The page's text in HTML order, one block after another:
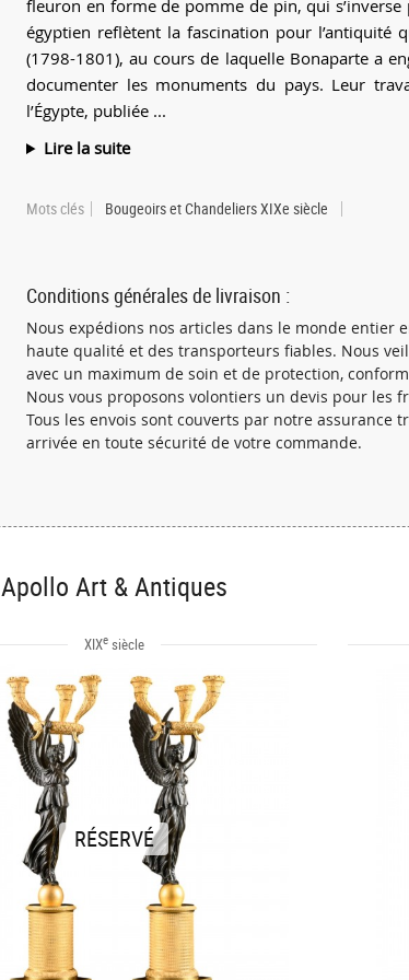
fleuron en forme de pomme de pin, qui
égyptien reflètent la fascination pour l’antiquité
(1798-1801), au cours de laquelle Bonaparte a
documenter les monuments du pays. Leur
l’Égypte, publiée ...
Lire la suite
Mots clés Bougeoirs et Chandeliers XIXe siècle
Conditions générales de livraison :
Nous expédions nos articles dans le monde entier
haute qualité et des transporteurs fiables. Nous
avec un maximum de soin et de protection,
Nous vous proposons volontiers un devis pour les
Tous les envois sont couverts par notre assurance
arrivée en toute sécurité de votre commande.
Apollo Art & Antiques
XIXesiècle
RÉSERVÉ